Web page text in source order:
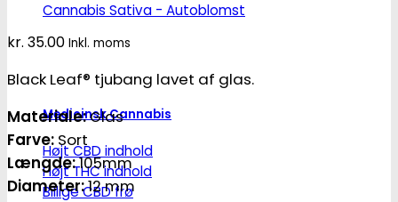
Cannabis Sativa - Autoblomst
Medicinsk Cannabis
Højt CBD indhold
Højt THC indhold
Billige CBD frø
kr. 35.00 Inkl. moms
Black Leaf® tjubang lavet af glas.
Materiale:Glas
Farve: Sort
Længde:105mm
Diameter:12 mm